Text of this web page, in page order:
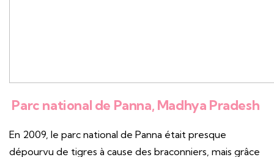
Parc national de Panna, Madhya Pradesh
En 2009, le parc national de Panna était presque
dépourvu de tigres à cause des braconniers, mais grâce